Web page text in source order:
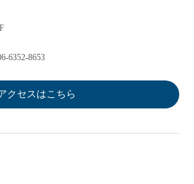
6352-8653
クセスはこちら